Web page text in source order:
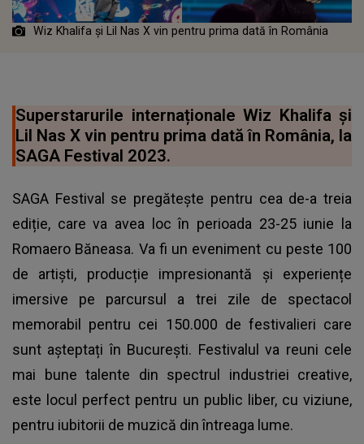
Wiz Khalifa și Lil Nas X vin pentru prima dată în România
Superstarurile internaționale Wiz Khalifa și
Lil Nas X vin pentru prima dată în România, la
SAGA Festival 2023.
SAGA Festival se pregătește pentru cea de-a treia
ediție, care va avea loc în perioada 23-25 iunie la
Romaero Băneasa. Va fi un eveniment cu peste 100
de artiști, producție impresionantă și experiențe
imersive pe parcursul a trei zile de spectacol
memorabil pentru cei 150.000 de festivalieri care
sunt așteptați în București. Festivalul va reuni cele
mai bune talente din spectrul industriei creative,
este locul perfect pentru un public liber, cu viziune,
pentru iubitorii de muzică din întreaga lume.